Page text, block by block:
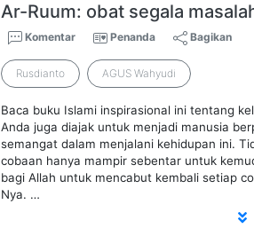
Ar-Ruum: obat segala
Komentar Penanda Bagikan
Rusdianto AGUS Wahyudi
Baca buku Islami inspirasional ini tentang
Anda juga diajak untuk menjadi manusia
semangat dalam menjalani kehidupan ini.
cobaan hanya mampir sebentar untuk
bagi Allah untuk mencabut kembali setiap
Nya. …